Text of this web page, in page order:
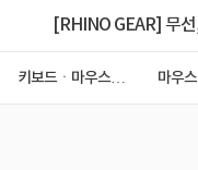
[RHINO GEAR] 무
키보드ㆍ마우스ㆍ
마우스